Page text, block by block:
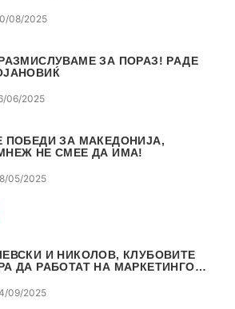
08/2025
ЗА ПОРАЗ! РАДЕ
06/2025
ПОБЕДИ ЗА МАКЕДОНИЈА,
НЕ СМЕЕ ДА ИМА!
05/2025
И НИКОЛОВ, КЛУБОВИТЕ
ДА РАБОТАТ НА МАРКЕТИНГОТ,
09/2025